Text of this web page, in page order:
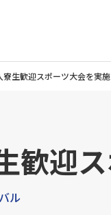
寮生歓迎スポーツ大会を実
歓迎
ル